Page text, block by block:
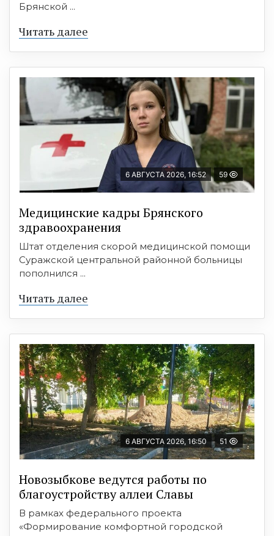
Брянской ...
Читать далее
6 АВГУСТА 2026, 16:52 59
Медицинские кадры Брянского
здравоохранения
Штат отделения скорой медицинской помощи
Суражской центральной районной больницы
пополнился ...
Читать далее
6 АВГУСТА 2026, 16:50 51
Новозыбкове ведутся работы по
благоустройству аллеи Славы
В рамках федерального проекта
«Формирование комфортной городской